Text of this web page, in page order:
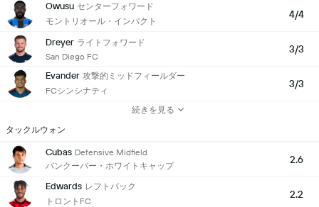
Owusu センターフォワード
モントリオール・インパクト
4/4
Dreyer ライトフォワード
San Diego FC
3/3
Evander 攻撃的ミッドフィールダー
FCシンシナティ
3/3
続きを見る
タックルウォン
Cubas Defensive Midfield
バンクーバー・ホワイトキャップ
2.6
Edwards レフトバック
トロントFC
2.2